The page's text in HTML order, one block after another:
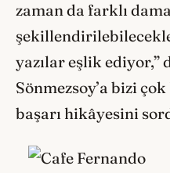
zaman da farklı
yazılar eşlik ediyor,”
Sönmezsoy’a bizi
başarı hikâyesini